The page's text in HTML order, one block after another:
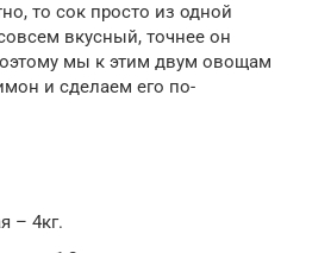
то сок просто из одной
вкусный, точнее он
мы к этим двум овощам
и сделаем его по-
– 4кг.